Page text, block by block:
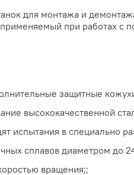
для монтажа и
при работах с
защитные
высококачественной
испытания в специально
сплавов диаметром до
вращения;;